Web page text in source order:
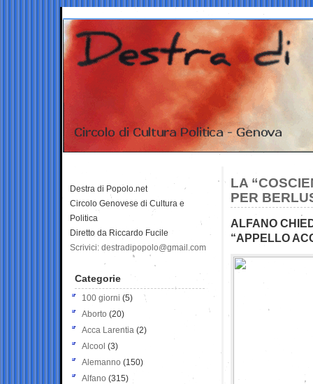
LA
PER
ALFANO
“APPELLO
Destra di Popolo.net
Circolo Genovese di Cultura e
Politica
Diretto da Riccardo Fucile
Scrivici: destradipopolo@gmail.com
Categorie
100 giorni (5)
Aborto (20)
Acca Larentia (2)
Alcool (3)
Alemanno (150)
Alfano (315)